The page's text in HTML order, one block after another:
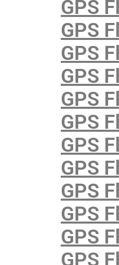
GPS
GPS
GPS
GPS
GPS
GPS
GPS
GPS
GPS
GPS
GPS
GPS